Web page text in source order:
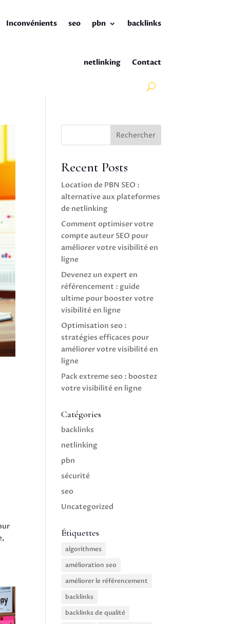
Inconvénients seo pbn backlinks
netlinking Contact
Rechercher
Recent Posts
Location de PBN SEO :
alternative aux plateformes
de netlinking
Comment optimiser votre
compte auteur SEO pour
améliorer votre visibilité en
ligne
Devenez un expert en
référencement : guide
ultime pour booster votre
visibilité en ligne
Optimisation seo :
stratégies efficaces pour
améliorer votre visibilité en
ligne
Pack extreme seo : boostez
votre visibilité en ligne
Catégories
backlinks
netlinking
pbn
sécurité
seo
Uncategorized
Étiquettes
algorithmes
amélioration seo
améliorer le référencement
backlinks
backlinks de qualité